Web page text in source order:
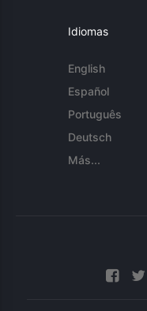
Idiomas
English
Español
Português
Deutsch
Más...